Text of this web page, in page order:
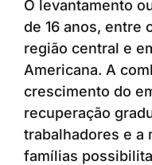
O levantamento
de 16 anos, entre
região central e
Americana. A
crescimento do
recuperação
trabalhadores e a
famílias